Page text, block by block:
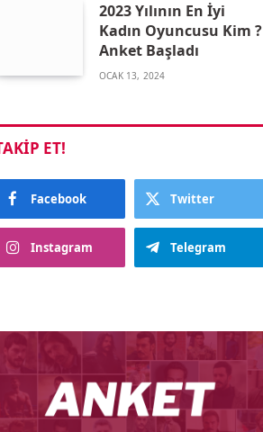
2023 Yılının En İyi
Kadın Oyuncusu Kim ?
Anket Başladı
OCAK 13, 2024
ET!
Facebook Twitter
Instagram Telegram